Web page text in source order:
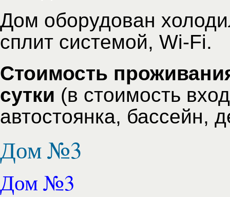
Дом оборудован
сплит системой, Wi-Fi.
Стоимость
сутки (в стоимость
автостоянка, бассейн,
Дом №3
Дом №3